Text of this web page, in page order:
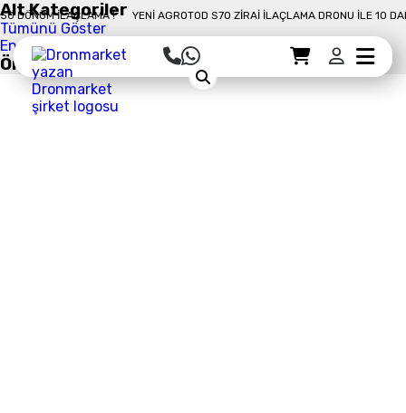
İLAÇLAMA ! YENI AGROTOD S70 ZIRAI İLAÇLAMA DRONU İLE 10
Sepet
Sepet Detayı Ödemeye Geç
Alt Kategoriler
Tümünü Göster
Endüstriyel Drone
Öne Çıkan Ürün